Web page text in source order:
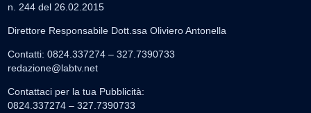
n. 244 del 26.02.2015
Direttore Responsabile Dott.ssa Oliviero Antonella
Contatti: 0824.337274 – 327.7390733
redazione@labtv.net
Contattaci per la tua Pubblicità:
0824.337274 – 327.7390733